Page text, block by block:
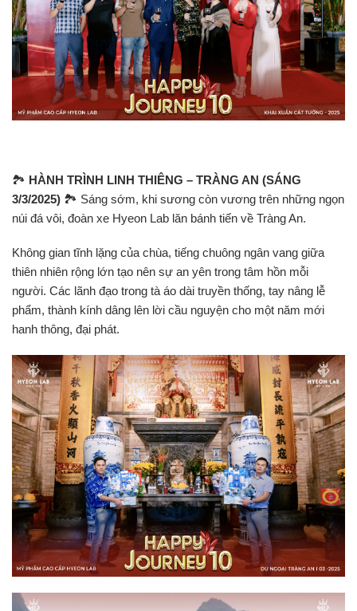
🏞 HÀNH TRÌNH LINH THIÊNG – TRÀNG AN (SÁNG
3/3/2025) 🏞 Sáng sớm, khi sương còn vương trên những ngọn
núi đá vôi, đoàn xe Hyeon Lab lăn bánh tiến về Tràng An.
Không gian tĩnh lặng của chùa, tiếng chuông ngân vang giữa
thiên nhiên rộng lớn tạo nên sự an yên trong tâm hồn mỗi
người. Các lãnh đạo trong tà áo dài truyền thống, tay nâng lễ
phẩm, thành kính dâng lên lời cầu nguyện cho một năm mới
hanh thông, đại phát.